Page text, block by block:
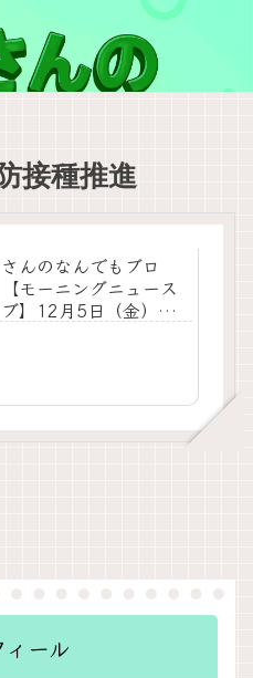
接種推進
んのなんでもブロ
モーニングニュース
】12月5日（金）知
【 10分解説 / 政治ニ
ィール